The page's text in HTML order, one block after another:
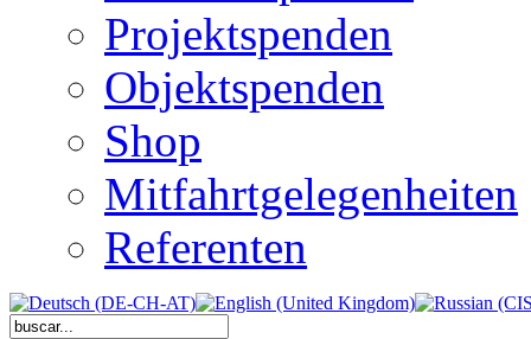
Projektspenden
Objektspenden
Shop
Mitfahrtgelegenheiten
Referenten